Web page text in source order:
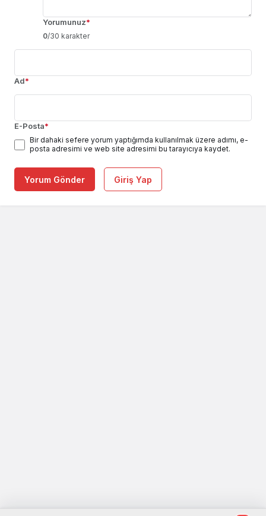
Yorumunuz*
0/30 karakter
Ad*
E-Posta*
Bir dahaki sefere yorum yaptığımda kullanılmak üzere adımı, e-
posta adresimi ve web site adresimi bu tarayıcıya kaydet.
Yorum Gönder Giriş Yap